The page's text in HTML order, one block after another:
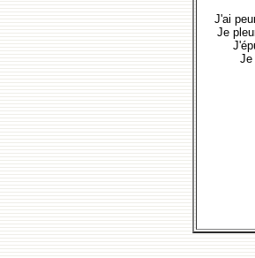
J'ai
Je
Je